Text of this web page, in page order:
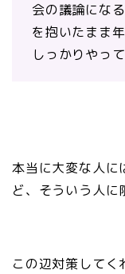
会の議論にな
を抱いたまま
しっかりやっ
本当に大変な人に
ど、そういう人に
この辺対策してく